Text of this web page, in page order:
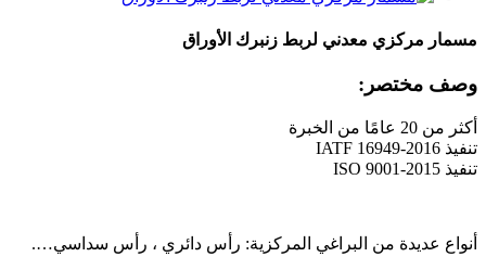
مسمار مركزي معدني لربط زنبرك الأوراق
وصف مختصر:
أكثر من 20 عامًا من الخبرة
تنفيذ IATF 16949-2016
تنفيذ ISO 9001-2015
أنواع عديدة من البراغي المركزية: رأس دائري ، رأس سداسي….